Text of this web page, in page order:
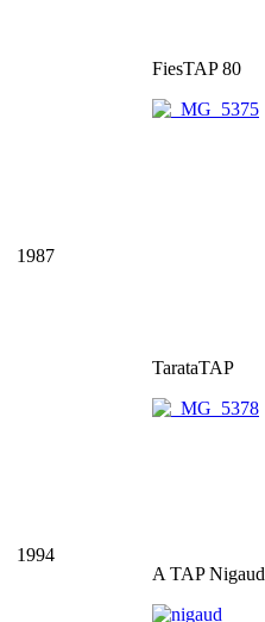
FiesTAP 80
1987
TarataTAP
1994
A TAP Nigaud